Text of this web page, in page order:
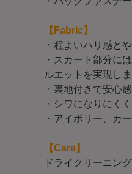
【Fabric】
・程よいハリ感と
・スカート部分に
ルエットを実現しま
・裏地付きで安心
・シワになりにく
・アイボリー、カ
【Care】
ドライクリーニング